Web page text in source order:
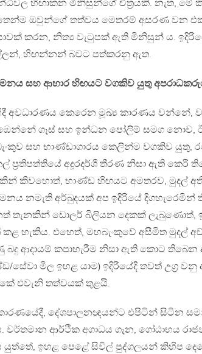
හිඟාකන මිනිසුන්ගේ චිත්‍රයකි. නැත,
ඔවුන්ගේ තත්වය මෙතරම් අසරණ වන
කරන, නිත්‍ය වැටුපක් ඇති මිනිසුන් ය.
හිඟන්නන් බවට පත්කරනු ඇත.
සහ ආහාර හිඟයට වගකිව යුතු
අවධාරණය කෙරෙන මූඛ්‍ය කාරණය වන්නේ,
ගෑස් සහ ඉන්ධන පෝලිම් සමග
සහ භාණ්ඩාගාරය කෙලින්ම වගකිව යුතු,
ප්‍රතිපත්තියේ අදූරදර්ශී තීරණ නිසා ඇති කෙරී
කිවහොත්, භාණ්ඩ හිඟයට අමතරව, මුදල්
නමැති අර්බුදයක් අප ඉදිරියේ
තැනකින් ඩොලර් බිලියන දෙකක් ලැබුණොත්,
කළ හැකිය. එහෙත්, මහබැංකුවේ අසීමිත මුදල්
බදු ආදායම් කපාහැරීම නිසා ඇති කොට
සේවා මිල ඉහළ යාම) ඉදිරියේදී තවත් උග්‍ර
එවැනි තත්වයක් තුළයි.
දේශපාලනඥයන්ට එපිටින් සිටින
වර්තමාන ආර්ථික අගාධය ගැන, ගෝඨාභය
යුත්තේ, ඉහළ පෙළේ සිවිල් පුද්ගලයන් කිහිප